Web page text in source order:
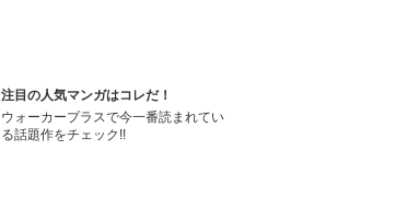
注目の人気マンガはコレだ！
ウォーカープラスで今一番読まれてい
る話題作をチェック!!